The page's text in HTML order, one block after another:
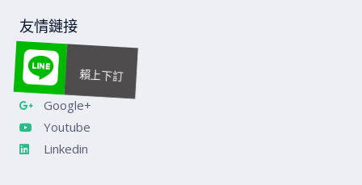
友情鏈接
美國威而鋼官網
樂威莊官網
Google+
Youtube
Linkedin